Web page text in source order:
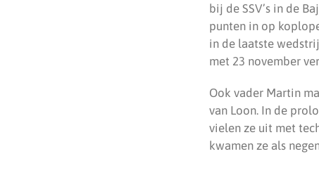
bij de SSV’s in de
punten in op
in de laatste
met 23 november
Ook vader Martin
van Loon. In de
vielen ze uit met
kwamen ze als